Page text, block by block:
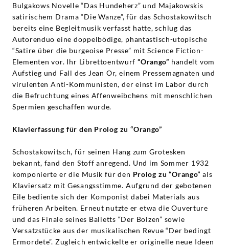
Bulgakows Novelle “Das Hundeherz” und Majakowskis
satirischem Drama “Die Wanze”, für das Schostakowitsch
bereits eine Begleitmusik verfasst hatte, schlug das
Autorenduo eine doppelbödige, phantastisch-utopische
“Satire über die burgeoise Presse” mit Science Fiction-
Elementen vor. Ihr Librettoentwurf“Orango” handelt vom
Aufstieg und Fall des Jean Or, einem Pressemagnaten und
virulenten Anti-Kommunisten, der einst im Labor durch
die Befruchtung eines Affenweibchens mit menschlichen
Spermien geschaffen wurde.
Klavierfassung für den Prolog zu “Orango”
Schostakowitsch, für seinen Hang zum Grotesken
bekannt, fand den Stoff anregend. Und im Sommer 1932
komponierte er die Musik für den Prolog zu “Orango”als
Klaviersatz mit Gesangsstimme. Aufgrund der gebotenen
Eile bediente sich der Komponist dabei Materials aus
früheren Arbeiten. Erneut nutzte er etwa die Ouverture
und das Finale seines Balletts “Der Bolzen” sowie
Versatzstücke aus der musikalischen Revue “Der bedingt
Ermordete”. Zugleich entwickelte er originelle neue Ideen